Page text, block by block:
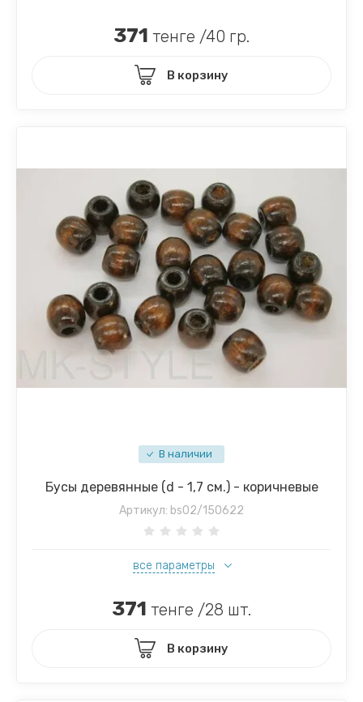
371 тенге /40 гр.
В корзину
В наличии
Бусы деревянные (d - 1,7 см.) - коричневые
Артикул: bs02/150622
все параметры
371 тенге /28 шт.
В корзину